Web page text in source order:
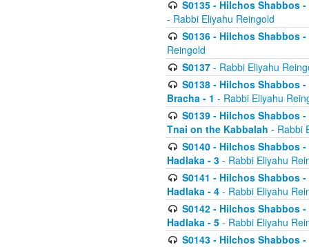
S0135 - Hilchos Shabbos
- Rabbi Eliyahu Reingold
S0136 - Hilchos Shabbos
Reingold
S0137- Rabbi Eliyahu
S0138 - Hilchos Shabbos
Bracha - 1 - Rabbi Eliyahu
S0139 - Hilchos Shabbos
Tnai on the Kabbalah - Rabbi
S0140 - Hilchos Shabbos
Hadlaka - 3 - Rabbi Eliyahu
S0141 - Hilchos Shabbos
Hadlaka - 4 - Rabbi Eliyahu
S0142 - Hilchos Shabbos
Hadlaka - 5 - Rabbi Eliyahu
S0143 - Hilchos Shabbos